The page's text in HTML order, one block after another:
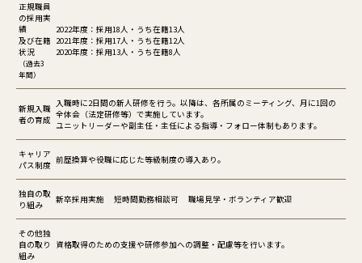
正規職員
の採用実
績
及び在籍
状況
（過去3
年間）
2022年度：採用18人・うち在籍13人
2021年度：採用17人・うち在籍12人
2020年度：採用13人・うち在籍8人
新規入職
者の育成
入職時に2日間の新人研修を行う。以降は、各所属のミーティング、月に1回の
全体会（法定研修等）で実施しています。
ユニットリーダーや副主任・主任による指導・フォロー体制もあります。
キャリア
パス制度 前歴換算や役職に応じた等級制度の導入あり。
独自の取
り組み
新卒採用実施 短時間勤務相談可 職場見学・ボランティア歓迎
その他独
自の取り
組み
資格取得のための支援や研修参加への調整・配慮等を行います。